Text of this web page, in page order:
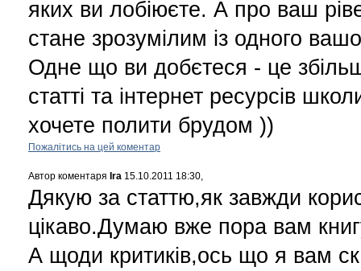
яких ви лобіюєте. А про ваш
стане зрозумілим із одного
Одне що ви добєтеся - це
статті та інтернет ресурсів
хочете полити брудом ))
Пожалітись на цей коментар
Автор коментаря Ira 15.10.2011 18:30,
Дякую за статтю,як завжди
цікаво.Думаю вже пора вам
А щоди критиків,ось що я вам